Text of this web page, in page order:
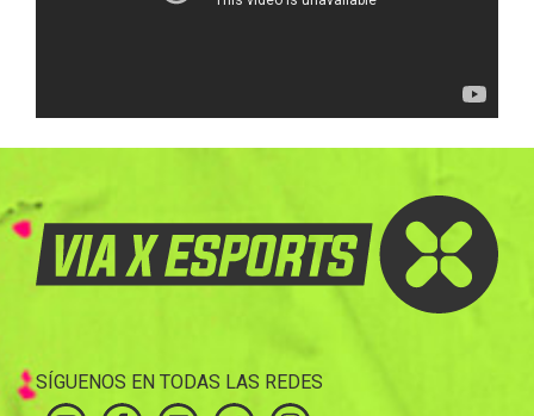
SÍGUENOS EN TODAS LAS REDES